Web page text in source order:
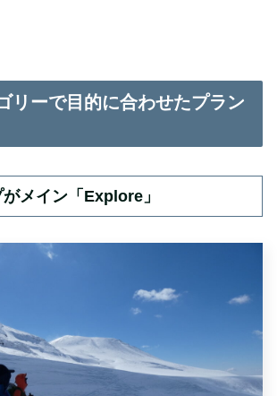
リーで目的に合わせたプラン
メイン「Explore」